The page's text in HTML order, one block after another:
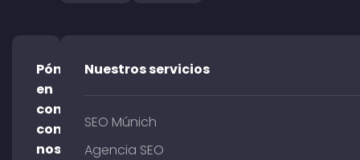
Póngase
en
contacto
con
nosotros
Nuestros servicios
SEO Múnich
Agencia SEO